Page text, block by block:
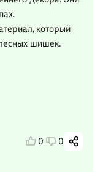
который
шишек.
0 0